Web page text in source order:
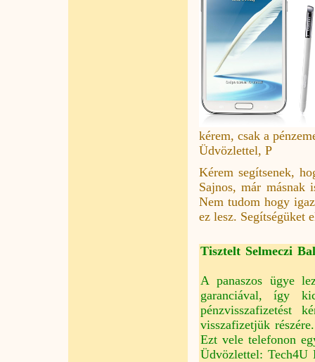
kérem, csak a
Üdvözlettel, P
Kérem segítsenek,
Sajnos, már másnak
Nem tudom hogy
ez lesz. Segítségüket
Tisztelt Selmeczi
A panaszos ügye
garanciával, így
pénzvisszafizetést
visszafizetjük részére.
Ezt vele telefonon
Üdvözlettel: Tech4U